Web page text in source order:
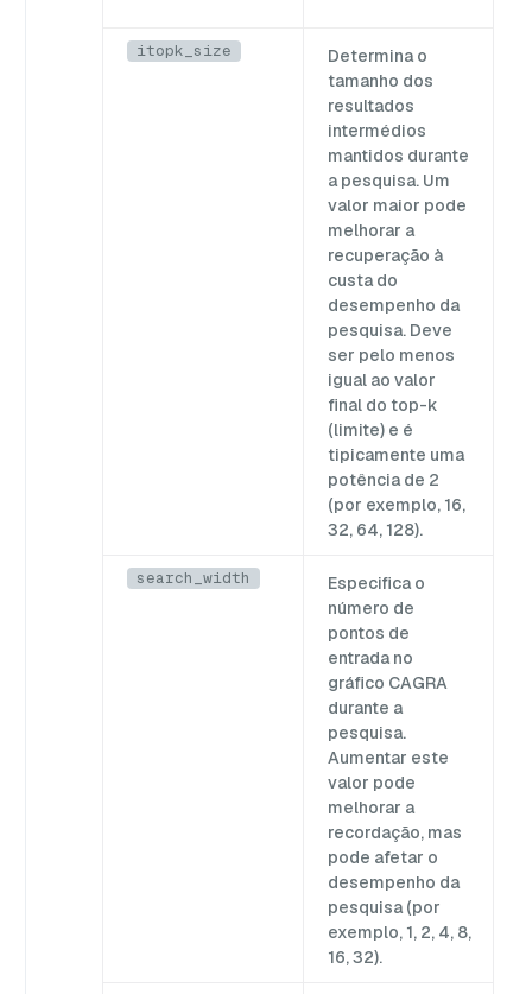
itopk_size
Determina o
tamanho dos
resultados
intermédios
mantidos durante
a pesquisa. Um
valor maior pode
melhorar a
recuperação à
custa do
desempenho da
pesquisa. Deve
ser pelo menos
igual ao valor
final do top-k
(limite) e é
tipicamente uma
potência de 2
(por exemplo, 16,
32, 64, 128).
search_width
Especifica o
número de
pontos de
entrada no
gráfico CAGRA
durante a
pesquisa.
Aumentar este
valor pode
melhorar a
recordação, mas
pode afetar o
desempenho da
pesquisa (por
exemplo, 1, 2, 4, 8,
16, 32).